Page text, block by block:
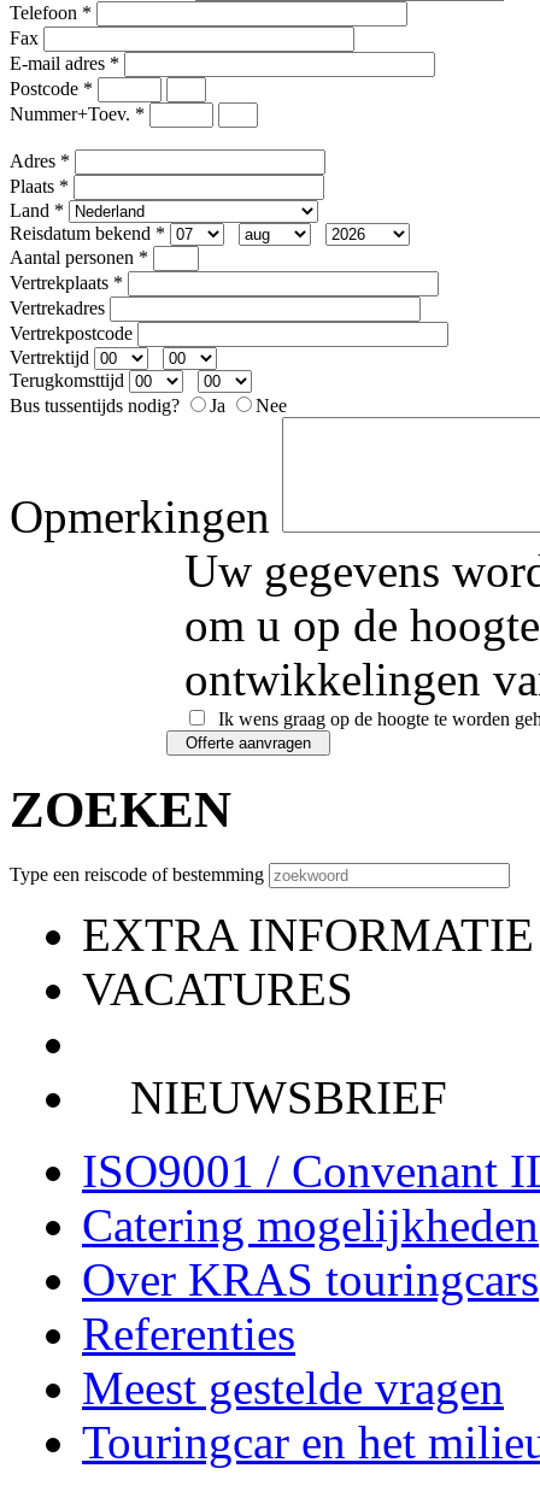
Telefoon *
Fax
E-mail adres *
Postcode *
Nummer+Toev. *
Adres *
Plaats *
Land *
Reisdatum bekend *
Aantal personen *
Vertrekplaats *
Vertrekadres
Vertrekpostcode
Vertrektijd
Terugkomsttijd
Bus tussentijds nodig?
Ja Nee
Opmerkingen
Uw gegevens
om u op de
ontwikkelingen
Ik wens graag op de hoogte te worden
ZOEKEN
Type een reiscode of bestemming
EXTRA INFORMATIE
VACATURES
NIEUWSBRIEF
ISO9001 / Convenant
Catering mogelijkheden
Over KRAS touringcars
Referenties
Meest gestelde vragen
Touringcar en het